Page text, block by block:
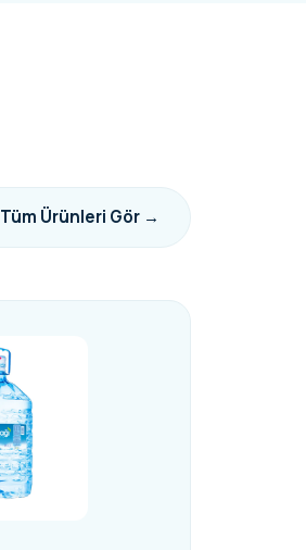
Tüm Ürünleri Gör →